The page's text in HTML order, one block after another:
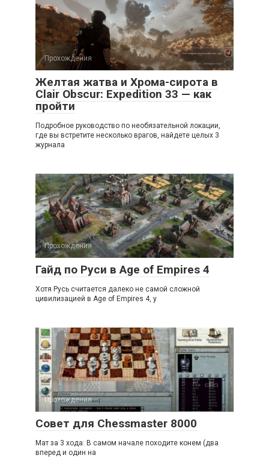
Прохождения
Желтая жатва и Хрома-сирота в
Clair Obscur: Expedition 33 — как
пройти
Подробное руководство по необязательной локации,
где вы встретите несколько врагов, найдете целых 3
журнала
Прохождения
Гайд по Руси в Age of Empires 4
Хотя Русь считается далеко не самой сложной
цивилизацией в Age of Empires 4, у
Прохождения
Совет для Chessmaster 8000
Мат за 3 хода: В самом начале походите конем (два
вперед и один на